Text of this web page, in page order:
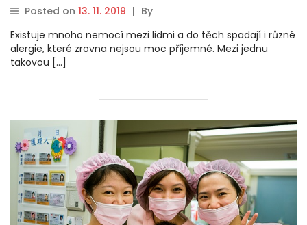
Posted on 13. 11. 2019 | By
Existuje mnoho nemocí mezi lidmi a do těch spadají i různé
alergie, které zrovna nejsou moc příjemné. Mezi jednu
takovou […]